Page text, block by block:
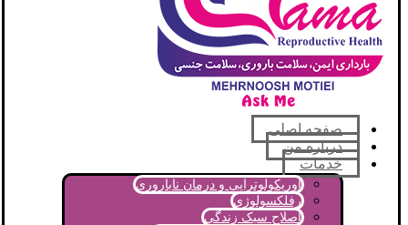
صفحه اصلی
درباره من
خدمات
اوریکولوتراپی و درمان ناباروری
رفلکسولوژی
اصلاح سبک زندگی